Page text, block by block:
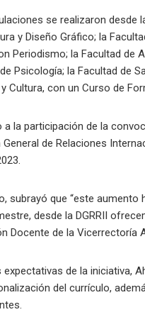
se realizaron desde
y Diseño Gráfico; la
Periodismo; la Facultad de
Psicología; la Facultad de
Cultura, con un Curso de
a la participación de la
General de Relaciones
subrayó que “este
desde la DGRRII
Docente de la Vicerrectoría
expectativas de la iniciativa,
del currículo,